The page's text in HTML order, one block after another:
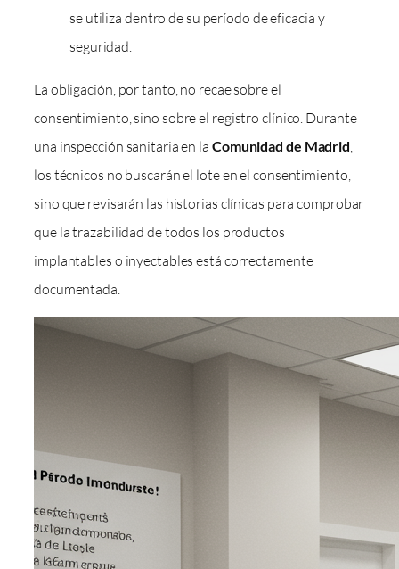
se utiliza dentro de su período de eficacia y
seguridad.
La obligación, por tanto, no recae sobre el
consentimiento, sino sobre el registro clínico. Durante
una inspección sanitaria en la Comunidad de Madrid,
los técnicos no buscarán el lote en el consentimiento,
sino que revisarán las historias clínicas para comprobar
que la trazabilidad de todos los productos
implantables o inyectables está correctamente
documentada.